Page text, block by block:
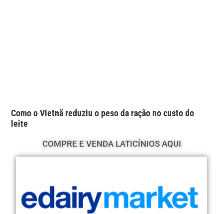
Como o Vietnã reduziu o peso da ração no custo do
leite
COMPRE E VENDA LATICÍNIOS AQUI